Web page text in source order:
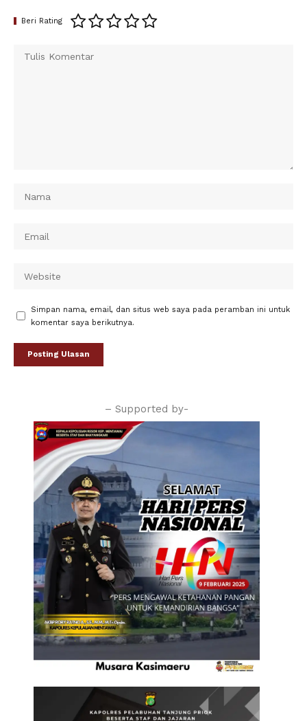
Beri Rating
Simpan nama, email, dan situs web saya pada peramban ini untuk
komentar saya berikutnya.
– Supported by-